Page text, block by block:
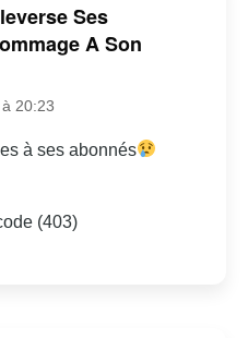
Ses
A Son
20:23
à ses abonnés
(403)